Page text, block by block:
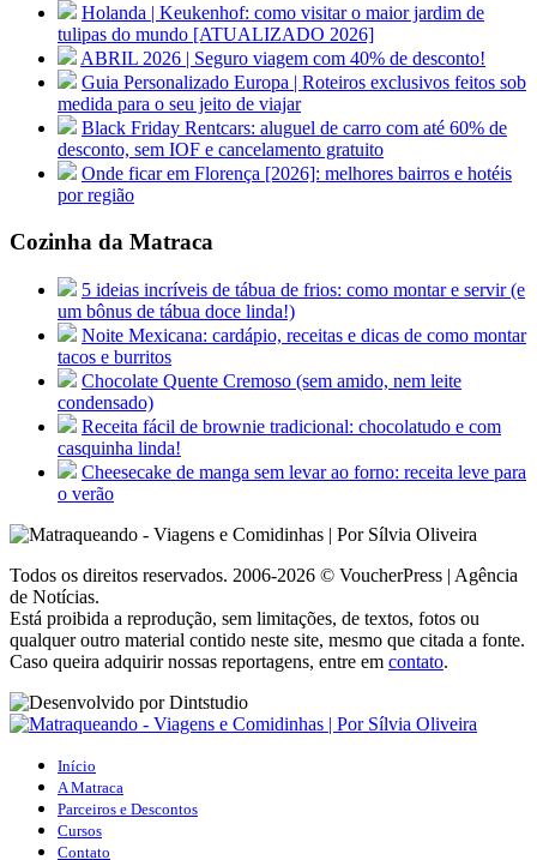
Holanda | Keukenhof: como visitar o maior jardim de
tulipas do mundo [ATUALIZADO 2026]
ABRIL 2026 | Seguro viagem com 40% de desconto!
Guia Personalizado Europa | Roteiros exclusivos feitos sob
medida para o seu jeito de viajar
Black Friday Rentcars: aluguel de carro com até 60% de
desconto, sem IOF e cancelamento gratuito
Onde ficar em Florença [2026]: melhores bairros e hotéis
por região
Cozinha da Matraca
5 ideias incríveis de tábua de frios: como montar e servir (e
um bônus de tábua doce linda!)
Noite Mexicana: cardápio, receitas e dicas de como montar
tacos e burritos
Chocolate Quente Cremoso (sem amido, nem leite
condensado)
Receita fácil de brownie tradicional: chocolatudo e com
casquinha linda!
Cheesecake de manga sem levar ao forno: receita leve para
o verão
Todos os direitos reservados. 2006-2026 © VoucherPress | Agência
de Notícias.
Está proibida a reprodução, sem limitações, de textos, fotos ou
qualquer outro material contido neste site, mesmo que citada a fonte.
Caso queira adquirir nossas reportagens, entre em contato.
Início
A Matraca
Parceiros e Descontos
Cursos
Contato